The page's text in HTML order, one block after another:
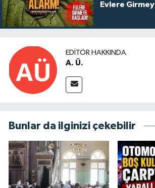
Evlere
EDITÖR HAKKINDA
A. Ü.
Bunlar da ilginizi çekebilir